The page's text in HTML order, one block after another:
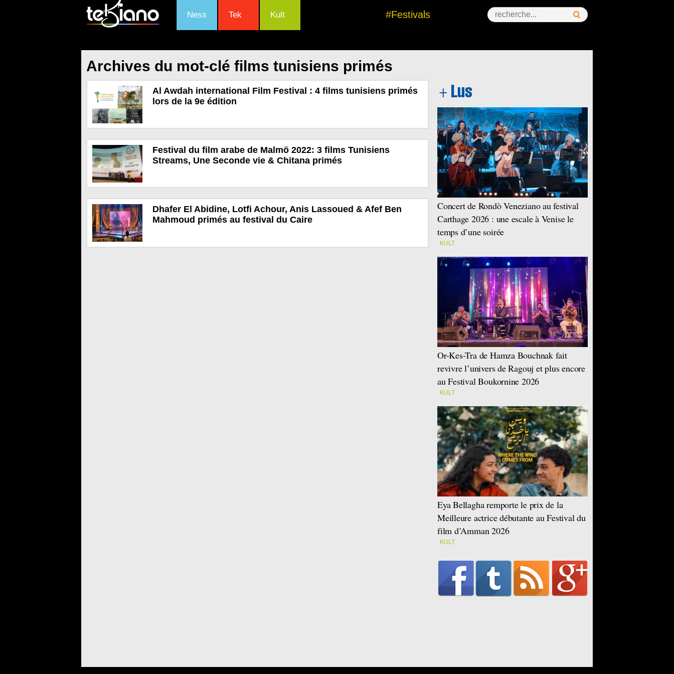
Ness Tek Kult #Festivals
Archives du mot-clé films tunisiens primés
Al Awdah international Film Festival : 4 films tunisiens primés
lors de la 9e édition
Festival du film arabe de Malmö 2022: 3 films Tunisiens
Streams, Une Seconde vie & Chitana primés
Dhafer El Abidine, Lotfi Achour, Anis Lassoued & Afef Ben
Mahmoud primés au festival du Caire
Concert de Rondò Veneziano au festival
Carthage 2026 : une escale à Venise le
temps d’une soirée
KULT
Or-Kes-Tra de Hamza Bouchnak fait
revivre l’univers de Ragouj et plus encore
au Festival Boukornine 2026
KULT
Eya Bellagha remporte le prix de la
Meilleure actrice débutante au Festival du
film d’Amman 2026
KULT